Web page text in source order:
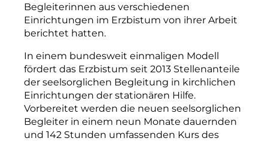
Begleiterinnen aus verschiedenen
Einrichtungen im Erzbistum von ihrer Arbeit
berichtet hatten.
In einem bundesweit einmaligen Modell
fördert das Erzbistum seit 2013 Stellenanteile
der seelsorglichen Begleitung in kirchlichen
Einrichtungen der stationären Hilfe.
Vorbereitet werden die neuen seelsorglichen
Begleiter in einem neun Monate dauernden
und 142 Stunden umfassenden Kurs des